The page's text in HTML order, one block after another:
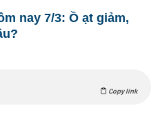
nay 7/3: Ồ ạt giảm,
Copy link